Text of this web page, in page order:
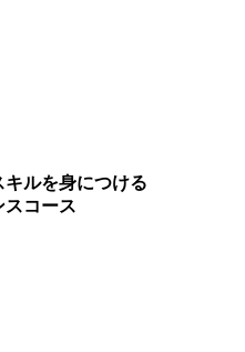
キルを身につける
スコース